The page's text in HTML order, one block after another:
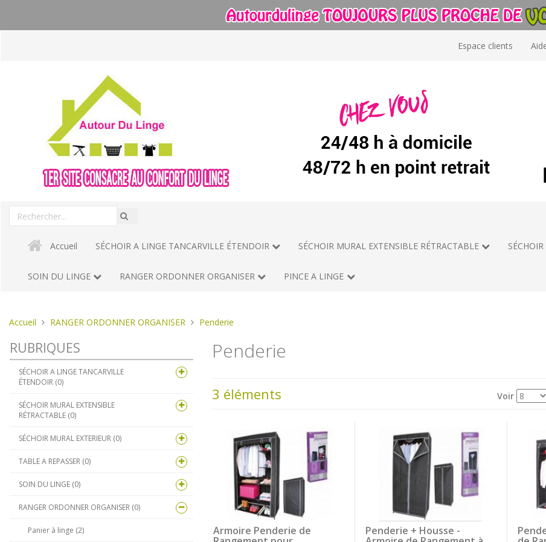
contenu
Espace clients
Rechercher
un
Accueil SÉCHOIR A LINGE TANCARVILLE ÉTENDOIR SÉCHOIR MURAL EXTENSIBLE RÉTRACTABLE
SOIN DU LINGE RANGER ORDONNER ORGANISER PINCE A LINGE
Vous
ici :
Accueil RANGER ORDONNER ORGANISER Penderie
Penderie
3 éléments Voir
Armoire Penderie de Penderie + Housse -
RUBRIQUES
SÉCHOIR A LINGE TANCARVILLE
ÉTENDOIR (0)
SÉCHOIR MURAL EXTENSIBLE
RÉTRACTABLE (0)
SÉCHOIR MURAL EXTERIEUR (0)
TABLE A REPASSER (0)
SOIN DU LINGE (0)
RANGER ORDONNER ORGANISER (0)
Panier à linge (2)